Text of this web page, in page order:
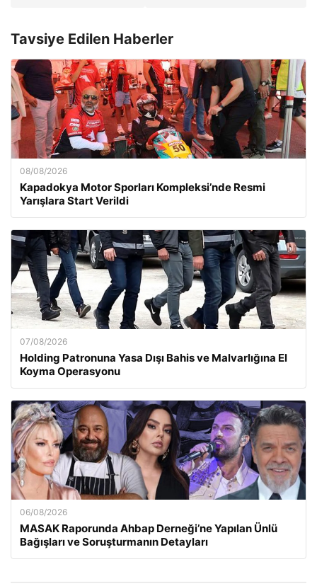
Tavsiye Edilen Haberler
08/08/2026
Kapadokya Motor Sporları Kompleksi’nde Resmi
Yarışlara Start Verildi
07/08/2026
Holding Patronuna Yasa Dışı Bahis ve Malvarlığına El
Koyma Operasyonu
06/08/2026
MASAK Raporunda Ahbap Derneği’ne Yapılan Ünlü
Bağışları ve Soruşturmanın Detayları